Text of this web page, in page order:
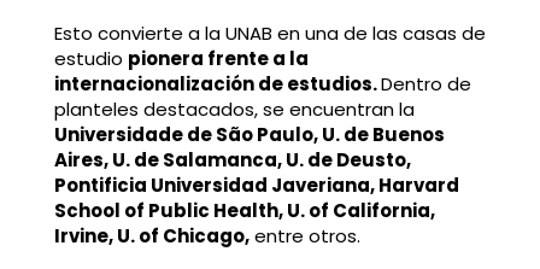
Esto convierte a la UNAB en una de las casas de
estudio pionera frente a la
internacionalización de estudios.Dentro de
planteles destacados, se encuentran la
Universidade de São Paulo, U. de Buenos
Aires, U. de Salamanca, U. de Deusto,
Pontificia Universidad Javeriana, Harvard
School of Public Health, U. of California,
Irvine, U. of Chicago,entre otros.